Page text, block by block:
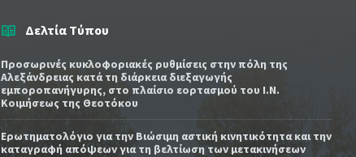
Δελτία Τύπου
Προσωρινές κυκλοφοριακές ρυθμίσεις στην πόλη της
Αλεξάνδρειας κατά τη διάρκεια διεξαγωγής
εμποροπανήγυρης, στο πλαίσιο εορτασμού του Ι.Ν.
Κοιμήσεως της Θεοτόκου
Ερωτηματολόγιο για την Βιώσιμη αστική κινητικότητα και την
καταγραφή απόψεων για τη βελτίωση των μετακινήσεων